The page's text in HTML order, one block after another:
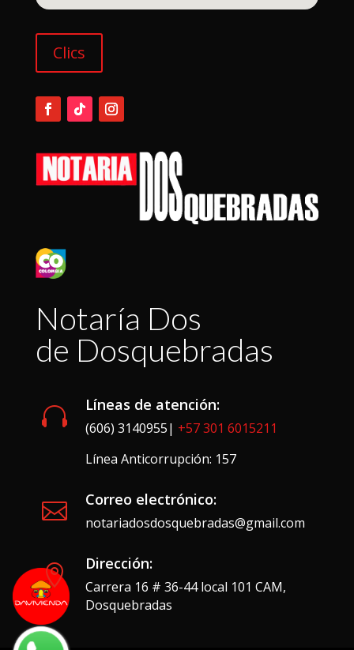
Clics
Notaría Dos
de Dosquebradas
 Líneas de atención:
(606) 3140955| +57 301 6015211
Línea Anticorrupción: 157
 Correo electrónico:
notariadosdosquebradas@gmail.com
 Dirección:
Carrera 16 # 36-44 local 101 CAM,
Dosquebradas